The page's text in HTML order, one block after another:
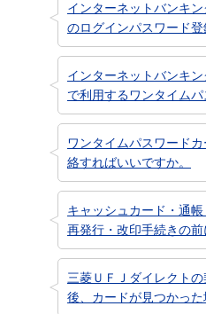
インターネットバンキン
のログインパスワード登
インターネットバンキン
で利用するワンタイムパ
ワンタイムパスワード
絡すればいいですか。
キャッシュカード・通帳
再発行・改印手続きの前
三菱ＵＦＪダイレクト
後、カードが見つかった